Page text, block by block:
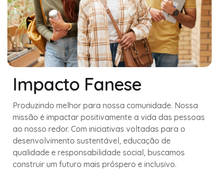
Impacto Fanese
Produzindo melhor para nossa comunidade. Nossa
missão é impactar positivamente a vida das pessoas
ao nosso redor. Com iniciativas voltadas para o
desenvolvimento sustentável, educação de
qualidade e responsabilidade social, buscamos
construir um futuro mais próspero e inclusivo.